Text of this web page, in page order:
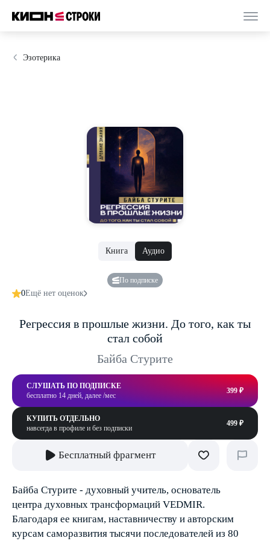
Эзотерика
Книга Аудио
По подписке
0Ещё нет оценок
Регрессия в прошлые жизни. До того, как ты
стал собой
Байба Стурите
СЛУШАТЬ ПО ПОДПИСКЕ
бесплатно 14 дней, далее /мес
399 ₽
КУПИТЬ ОТДЕЛЬНО
навсегда в профиле и без подписки
499 ₽
Бесплатный фрагмент
Байба Стурите - духовный учитель, основатель
центра духовных трансформаций VEDMIR.
Благодаря ее книгам, наставничеству и авторским
курсам саморазвития тысячи последователей из 80